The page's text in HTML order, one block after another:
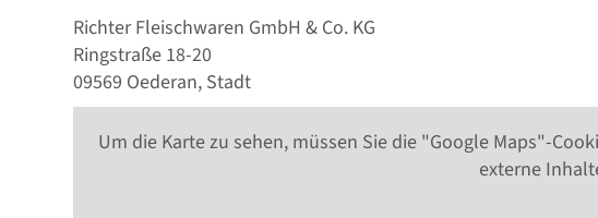
Richter Fleischwaren GmbH & Co. KG
Ringstraße 18-20
09569 Oederan, Stadt
Um die Karte zu sehen, müssen Sie die "Google Maps"-
externe